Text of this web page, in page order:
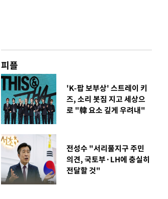
피플
'K-팝 보부상' 스트레이 키
즈, 소리 봇짐 지고 세상으
로 "韓 요소 깊게 우려내"
전성수 "서리풀지구 주민
의견, 국토부·LH에 충실히
전달할 것"